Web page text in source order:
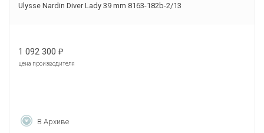
Ulysse Nardin Diver Lady 39 mm 8163-182b-2/13
1 092 300 ₽
цена производителя
В Архиве